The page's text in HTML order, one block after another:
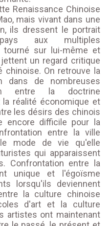
Renaissance Chinoise
mais vivant dans une
ils dressent le portrait
aux multiples
sur lui-même et
un regard critique
chinoise. On retrouve la
dans de nombreuses
entre la doctrine
réalité économique et
les désirs des chinois
encore difficile pour la
entre la ville
mode de vie qu'elle
qui apparaissent
Confrontation entre la
unique et l'égoïsme
lorsqu'ils deviennent
la culture chinoise
d'art et la culture
artistes ont maintenant